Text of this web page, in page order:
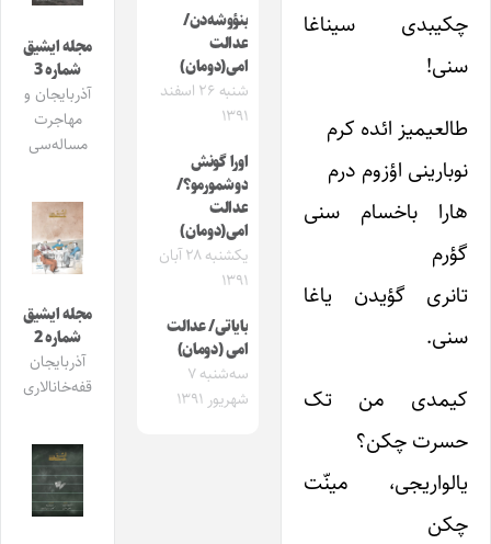
چکیبدی سیناغا
سنی!
طالعیمیز ائده کرم
نوبارینی اؤزوم درم
هارا باخسام سنی
گؤرم
تانری گؤیدن یاغا
سنی.
کیمدی من تک
حسرت چکن؟
یالواریجی، مینّت
چکن
بنؤوشه‌دن/
عدالت
امی(دومان)
شنبه ۲۶ اسفند
۱۳۹۱
اورا گونش
دوشمورمو؟/
عدالت
امی(دومان)
یکشنبه ۲۸ آبان
۱۳۹۱
بایاتی/ عدالت
امی (دومان)
سه‌شنبه ۷
شهریور ۱۳۹۱
مجله ایشیق
شماره 3
آذربایجان و
مهاجرت
مساله‌سی
مجله ایشیق
شماره 2
آذربایجان
قفه‌خانالاری